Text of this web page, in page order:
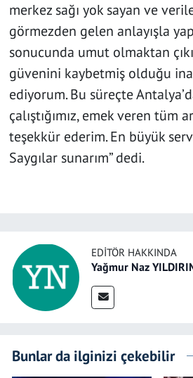
merkez sağı yok sayan ve
görmezden gelen anlayışla
sonucunda umut olmaktan
güvenini kaybetmiş olduğu
ediyorum. Bu süreçte
çalıştığımız, emek veren tüm
teşekkür ederim. En büyük
Saygılar sunarım” dedi.
EDITÖR HAKKINDA
Yağmur Naz
Bunlar da ilginizi çekebilir